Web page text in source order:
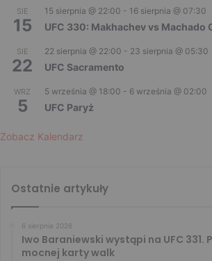
SIE
15
15 sierpnia @ 22:00 - 16 sierpnia @ 07:30
UFC 330: Makhachev vs Machado
SIE
22
22 sierpnia @ 22:00 - 23 sierpnia @ 05:30
UFC Sacramento
WRZ
5
5 września @ 18:00 - 6 września @ 02:00
UFC Paryż
Zobacz Kalendarz
Ostatnie artykuły
6 sierpnia 2026
Iwo Baraniewski wystąpi na UFC 331.
mocnej karty walk